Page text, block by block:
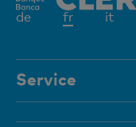
de frElément
it
Service